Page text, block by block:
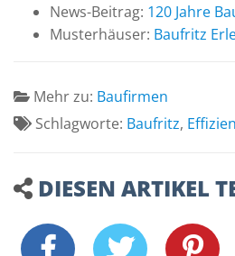
News-Beitrag: 120 Jahre
Musterhäuser: Baufritz
Mehr zu: Baufirmen
Schlagworte: Baufritz,
DIESEN ARTIKEL